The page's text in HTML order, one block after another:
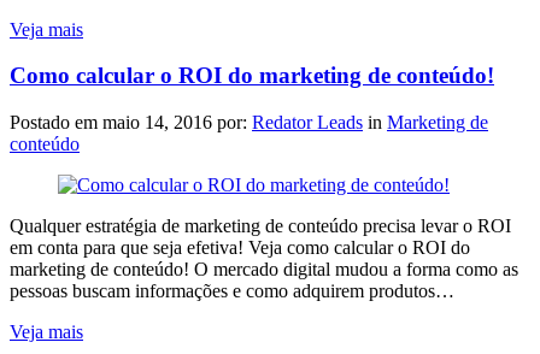
Veja mais
Como calcular o ROI do marketing de conteúdo!
Postado em maio 14, 2016 por: Redator Leads in Marketing de
conteúdo
Qualquer estratégia de marketing de conteúdo precisa levar o ROI
em conta para que seja efetiva! Veja como calcular o ROI do
marketing de conteúdo! O mercado digital mudou a forma como as
pessoas buscam informações e como adquirem produtos…
Veja mais